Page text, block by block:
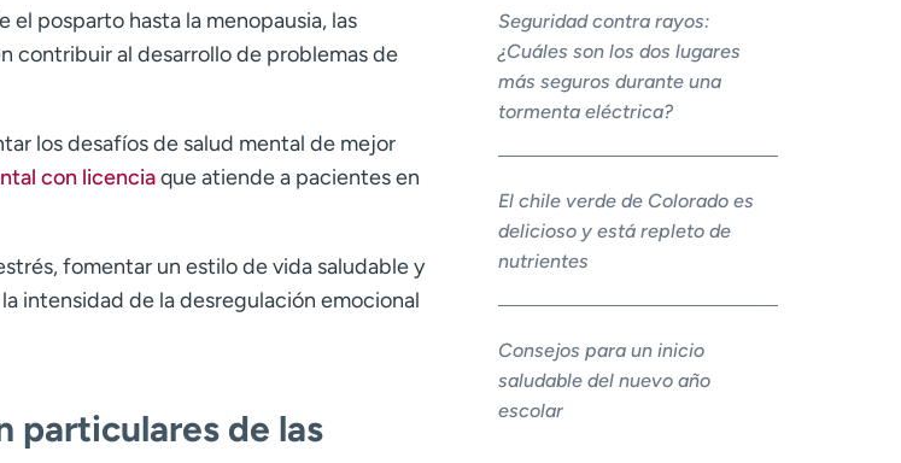
el posparto hasta la menopausia, las
contribuir al desarrollo de problemas de
los desafíos de salud mental de mejor
con licenciaque atiende a pacientes en
fomentar un estilo de vida saludable y
intensidad de la desregulación emocional
particulares de las
Seguridad contra rayos:
¿Cuáles son los dos lugares
más seguros durante una
tormenta eléctrica?
El chile verde de Colorado es
delicioso y está repleto de
nutrientes
Consejos para un inicio
saludable del nuevo año
escolar